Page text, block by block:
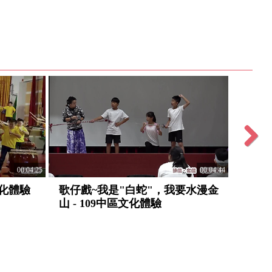
00:04:25
體驗
00:04:44
歌仔戲~我是"白蛇"，我要水漫金
山 - 109中區文化體驗